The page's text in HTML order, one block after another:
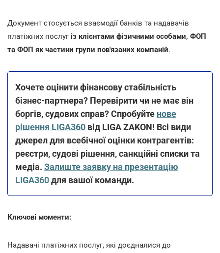
Документ стосується взаємодії банків та надавачів
платіжних послугіз клієнтами фізичними особами, ФОП
та ФОП як частини групи пов'язаних компаній.
Хочете оцінити фінансову стабільність
бізнес-партнера? Перевірити чи не має він
боргів, судових справ? Спробуйте нове
рішення LIGA360 від LIGA ZAKON! Всі види
джерел для всебічної оцінки контрагентів:
реєстри, судові рішення, санкційні списки та
медіа. Залиште заявку на презентацію
LIGA360для вашої команди.
Ключові моменти:
Надавачі платіжних послуг, які доєдналися до